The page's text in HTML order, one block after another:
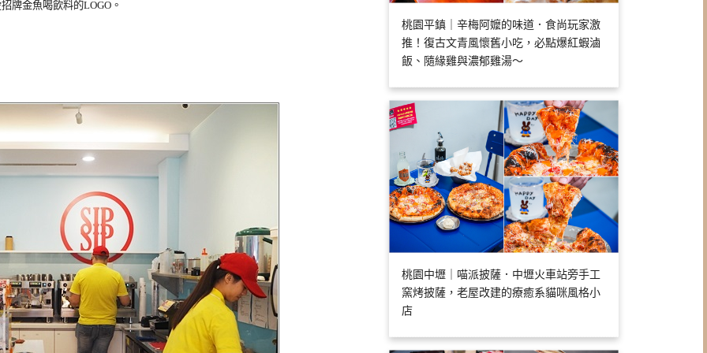
牌金魚喝飲料的LOGO。
桃園平鎮｜辛梅阿嬤的味道．食尚玩家激
推！復古文青風懷舊小吃，必點爆紅蝦滷
飯、隨緣雞與濃郁雞湯～
桃園中壢｜喵派披薩．中壢火車站旁手工
窯烤披薩，老屋改建的療癒系貓咪風格小
店